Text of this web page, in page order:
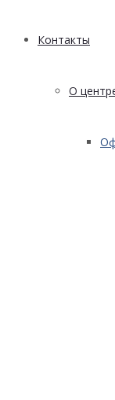
Контакты
О